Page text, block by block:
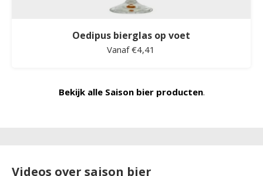
Oedipus bierglas op voet
Vanaf €4,41
Bekijk alle Saison bier producten.
Videos over saison bier